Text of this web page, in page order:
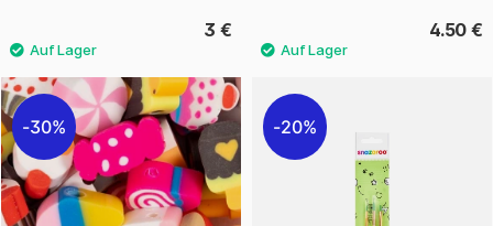
3 € 4.50 €
30% 20%